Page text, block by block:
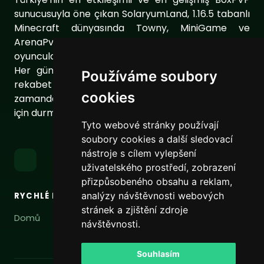
Používáme soubory
cookies
Tyto webové stránky používají
soubory cookies a další sledovací
nástroje s cílem vylepšení
uživatelského prostředí, zobrazení
přizpůsobeného obsahu a reklam,
analýzy návštěvnosti webových
stránek a zjištění zdroje
návštěvnosti.
Souhlasím
sunucusuyla öne çıkan SolaryumLand, 1.16.5 tabanlı
Minecraft dünyasında Towny, MiniGame ve
ArenaPvP gibi farklı sunucu modları ile
oyuncularımıza eşsiz bir oyun deneyimi sunuyor.
Her gün sunucumuzu geliştirerek oyuncularımıza
rekabet dolu ve keyifli bir ortam sağlıyoruz. Aynı
zamanda topluluğumuzu daha da güçlendirmek
için durmaksızın çalışıyoruz.
RYCHLÉ MENU
Domů
ODKAZY
Podmínky služby